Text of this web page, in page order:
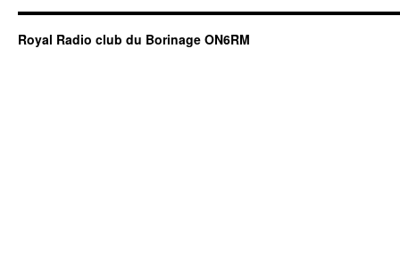
Royal Radio club du Borinage ON6RM